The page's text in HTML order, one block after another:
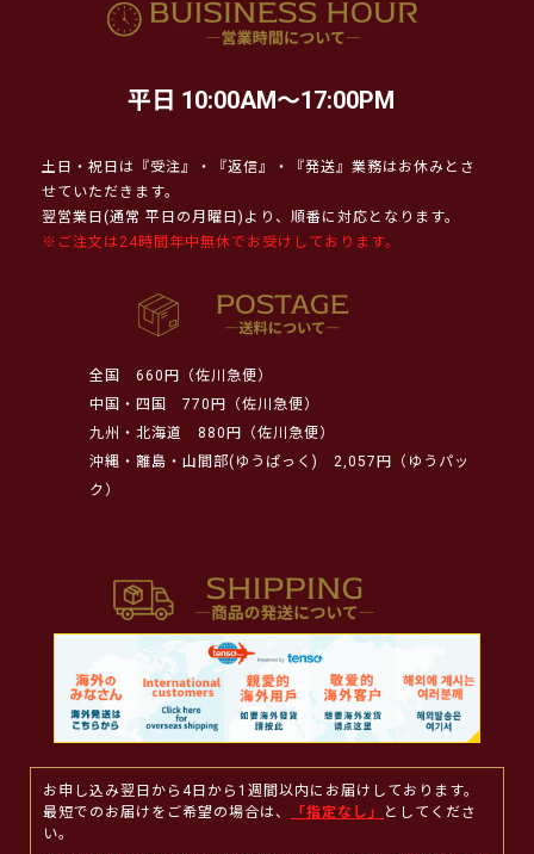
平日 10:00AM～17:00PM
土日・祝日は『受注』・『返信』・『発送』業務はお休みとさ
せていただきます。
翌営業日(通常 平日の月曜日)より、順番に対応となります。
※ご注文は24時間年中無休でお受けしております。
全国
660円（佐川急便）
中国・四国
770円（佐川急便）
九州・北海道
880円（佐川急便）
沖縄・離島・山間部(ゆうぱっく)
2,057円（ゆうパッ
ク）
お申し込み翌日から4日から1週間以内にお届けしております。
最短でのお届けをご希望の場合は、
「指定なし」
としてくださ
い。